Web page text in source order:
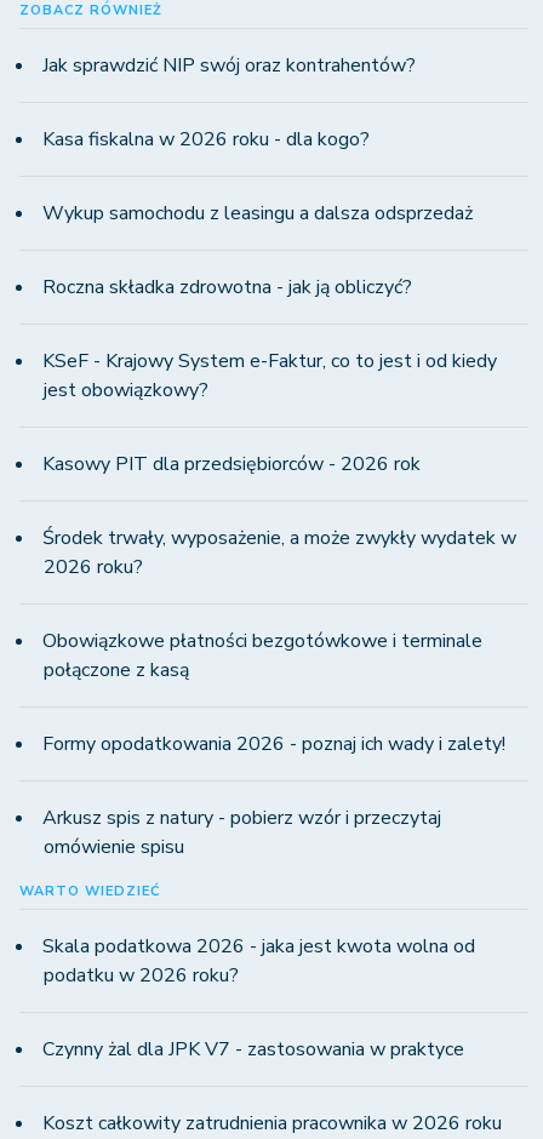
ZOBACZ RÓWNIEŻ
Jak sprawdzić NIP swój oraz kontrahentów?
Kasa fiskalna w 2026 roku - dla kogo?
Wykup samochodu z leasingu a dalsza odsprzedaż
Roczna składka zdrowotna - jak ją obliczyć?
KSeF - Krajowy System e-Faktur, co to jest i od kiedy
jest obowiązkowy?
Kasowy PIT dla przedsiębiorców - 2026 rok
Środek trwały, wyposażenie, a może zwykły wydatek w
2026 roku?
Obowiązkowe płatności bezgotówkowe i terminale
połączone z kasą
Formy opodatkowania 2026 - poznaj ich wady i zalety!
Arkusz spis z natury - pobierz wzór i przeczytaj
omówienie spisu
WARTO WIEDZIEĆ
Skala podatkowa 2026 - jaka jest kwota wolna od
podatku w 2026 roku?
Czynny żal dla JPK V7 - zastosowania w praktyce
Koszt całkowity zatrudnienia pracownika w 2026 roku